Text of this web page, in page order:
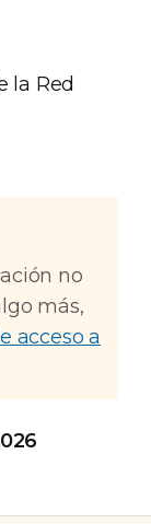
la Red
no
más,
acceso a